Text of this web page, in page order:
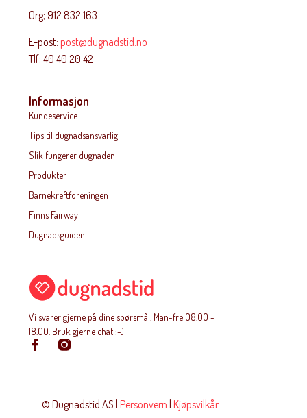
Org; 912 832 163
E-post: post@dugnadstid.no
Tlf: 40 40 20 42
Informasjon
Kundeservice
Tips til dugnadsansvarlig
Slik fungerer dugnaden
Produkter
Barnekreftforeningen
Finns Fairway
Dugnadsguiden
Vi svarer gjerne på dine spørsmål. Man-fre O8.OO -
18.OO. Bruk gjerne chat :-)
© Dugnadstid AS | Personvern | Kjøpsvilkår